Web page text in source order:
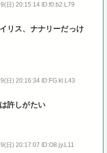
日) 20:15:14 ID:f0.b2.L79
リス、ナナリーだっけ
日) 20:16:34 ID:FG.kl.L43
許しがたい
日) 20:17:07 ID:O8.jy.L11